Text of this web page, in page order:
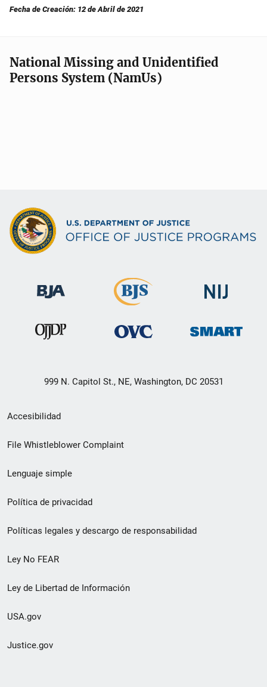
Fecha de Creación: 12 de Abril de 2021
National Missing and Unidentified
Persons System (NamUs)
999 N. Capitol St., NE, Washington, DC 20531
Menú
de
de
pie
de
página
Accesibilidad
File Whistleblower Complaint
Lenguaje simple
Política de privacidad
Políticas legales y descargo de responsabilidad
Ley No FEAR
Ley de Libertad de Información
USA.gov
Justice.gov